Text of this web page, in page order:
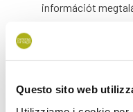
Questo sito web
információt
közötti gyermekek
Gondolázzatok
: